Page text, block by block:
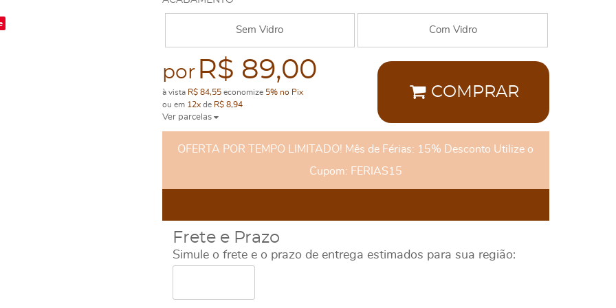
Sem Vidro Com Vidro
por R$ 89,00
à vista R$ 84,55economize 5% no Pix
ou em 12xde R$ 8,94
Ver parcelas
COMPRAR
OFERTA POR TEMPO LIMITADO! Mês de Férias: 15% Desconto Utilize o
Cupom: FERIAS15
Frete e Prazo
Simule o frete e o prazo de entrega estimados para sua região: